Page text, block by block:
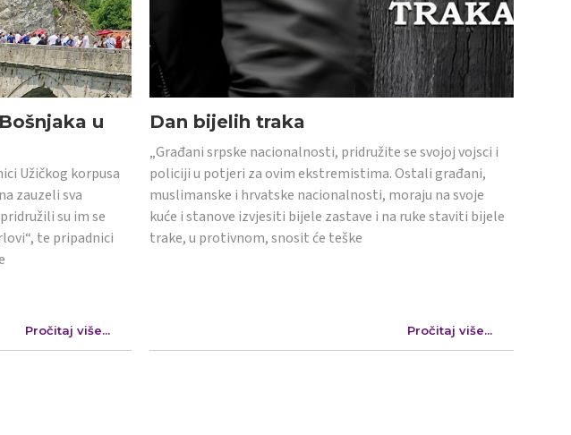
u
Užičkog korpusa
zauzeli sva
su im se
te pripadnici
Pročitaj više...
Dan bijelih traka
„Građani srpske nacionalnosti, pridružite se svojoj vojsci i
policiji u potjeri za ovim ekstremistima. Ostali građani,
muslimanske i hrvatske nacionalnosti, moraju na svoje
kuće i stanove izvjesiti bijele zastave i na ruke staviti bijele
trake, u protivnom, snosit će teške
Pročitaj više...